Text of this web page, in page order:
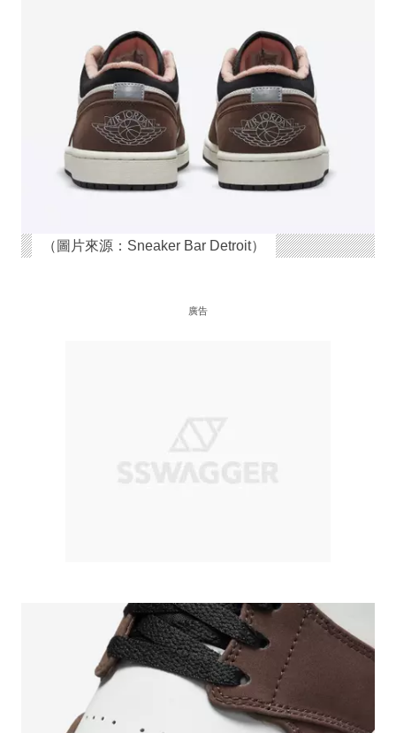
（圖片來源：Sneaker Bar Detroit）
廣告